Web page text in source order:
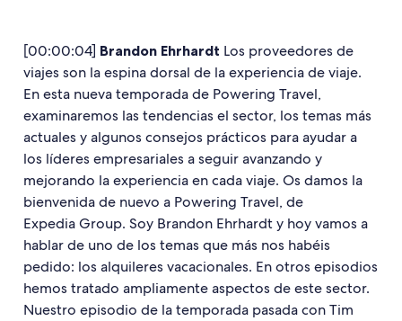
[00:00:04] Brandon Ehrhardt Los proveedores de
viajes son la espina dorsal de la experiencia de viaje.
En esta nueva temporada de Powering Travel,
examinaremos las tendencias el sector, los temas más
actuales y algunos consejos prácticos para ayudar a
los líderes empresariales a seguir avanzando y
mejorando la experiencia en cada viaje. Os damos la
bienvenida de nuevo a Powering Travel, de
Expedia Group. Soy Brandon Ehrhardt y hoy vamos a
hablar de uno de los temas que más nos habéis
pedido: los alquileres vacacionales. En otros episodios
hemos tratado ampliamente aspectos de este sector.
Nuestro episodio de la temporada pasada con Tim